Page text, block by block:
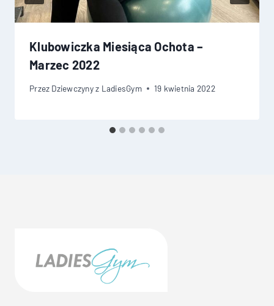
Klubowiczka Miesiąca Ochota –
Marzec 2022
Przez Dziewczyny z LadiesGym 19 kwietnia 2022